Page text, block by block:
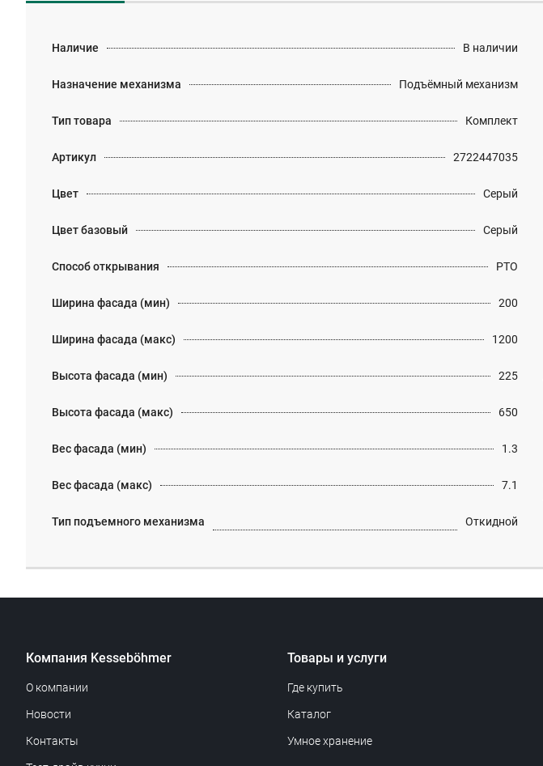
Наличие В наличии
Назначение механизма Подъёмный механизм
Тип товара Комплект
Артикул 2722447035
Цвет Серый
Цвет базовый Серый
Способ открывания PTO
Ширина фасада (мин) 200
Ширина фасада (макс) 1200
Высота фасада (мин) 225
Высота фасада (макс) 650
Вес фасада (мин) 1.3
Вес фасада (макс) 7.1
Тип подъемного механизма Откидной
Компания Kesseböhmer
О компании
Новости
Контакты
Товары и услуги
Где купить
Каталог
Умное хранение